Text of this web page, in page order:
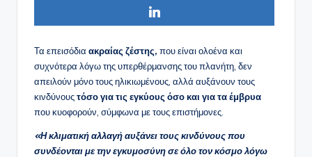
Τα επεισόδια ακραίας ζέστης, που είναι ολοένα και
συχνότερα λόγω της υπερθέρμανσης του πλανήτη, δεν
απειλούν μόνο τους ηλικιωμένους, αλλά αυξάνουν τους
κινδύνουςτόσο για τις εγκύους όσο και για τα έμβρυα
που κυοφορούν, σύμφωνα με τους επιστήμονες.
«Η κλιματική αλλαγή αυξάνει τους κινδύνους που
συνδέονται με την εγκυμοσύνη σε όλο τον κόσμο λόγω